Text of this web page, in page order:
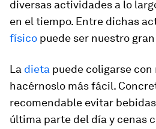
diversas actividades a lo
en el tiempo. Entre dichas
físico puede ser nuestro
La dieta puede coligarse con
hacérnoslo más fácil.
recomendable evitar
última parte del día y cenas